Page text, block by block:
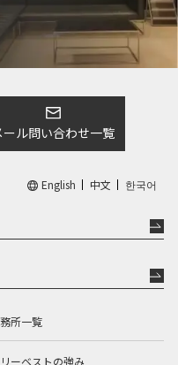
ール問い合わせ一覧
English 中文 한국어
所一覧
ーベストの強み